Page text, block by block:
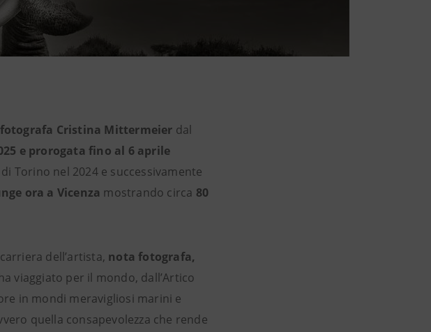
fotografa Cristina Mittermeier dal
e prorogata fino al 6 aprile
Torino nel 2024 e successivamente
ora a Vicenza mostrando circa 80
dell’artista, nota fotografa,
viaggiato per il mondo, dall’Artico
in mondi meravigliosi marini e
quella consapevolezza che rende